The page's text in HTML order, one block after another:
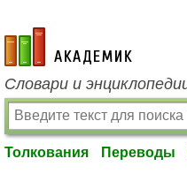
academic.ru
Словари и
Толкования Переводы